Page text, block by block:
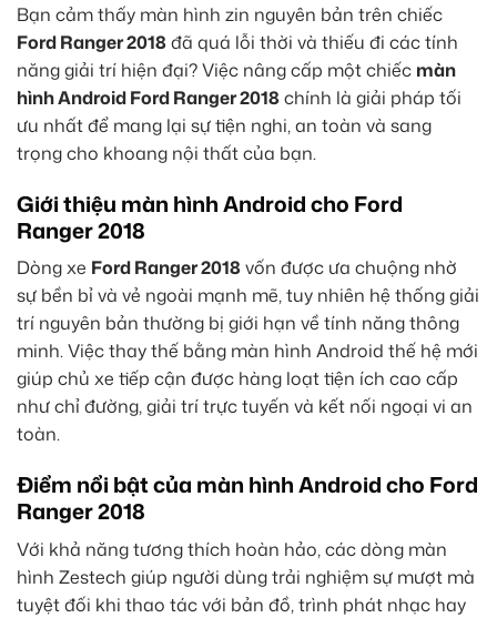
Bạn cảm thấy màn hình zin nguyên bản trên chiếc
Ford Ranger 2018đã quá lỗi thời và thiếu đi các tính
năng giải trí hiện đại? Việc nâng cấp một chiếc màn
hình Android Ford Ranger 2018chính là giải pháp tối
ưu nhất để mang lại sự tiện nghi, an toàn và sang
trọng cho khoang nội thất của bạn.
Giới thiệu màn hình Android cho Ford
Ranger 2018
Dòng xe Ford Ranger 2018vốn được ưa chuộng nhờ
sự bền bỉ và vẻ ngoài mạnh mẽ, tuy nhiên hệ thống giải
trí nguyên bản thường bị giới hạn về tính năng thông
minh. Việc thay thế bằng màn hình Android thế hệ mới
giúp chủ xe tiếp cận được hàng loạt tiện ích cao cấp
như chỉ đường, giải trí trực tuyến và kết nối ngoại vi an
toàn.
Điểm nổi bật của màn hình Android cho Ford
Ranger 2018
Với khả năng tương thích hoàn hảo, các dòng màn
hình Zestech giúp người dùng trải nghiệm sự mượt mà
tuyệt đối khi thao tác với bản đồ, trình phát nhạc hay